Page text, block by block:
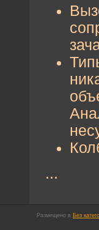
...
Размещено в Без